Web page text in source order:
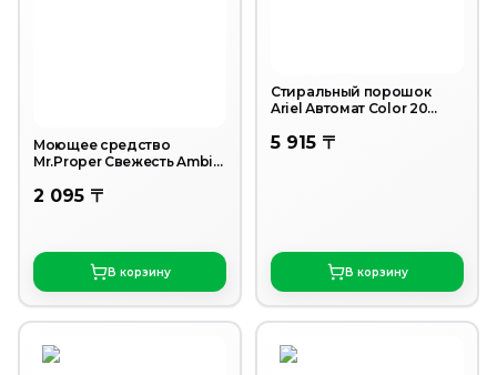
Моющее средство
Mr.Proper Свежесть Ambi
спокойствие 1 л.
2 095 〒
В корзину
Стиральный порошок
Ariel Автомат Color 20
5 915 〒
В корзину